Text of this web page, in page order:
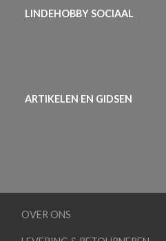
LINDEHOBBY SOCIAAL
ARTIKELEN EN GIDSEN
OVER ONS